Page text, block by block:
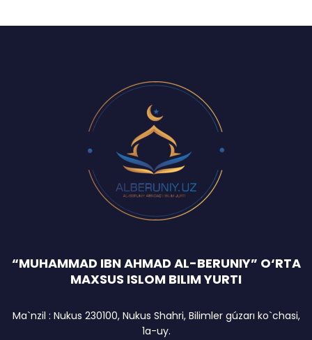
“MUHAMMAD IBN AHMAD AL-BERUNIY” O‘RTA
MAXSUS ISLOM BILIM YURTI
Ma`nzil : Nukus 230100, Nukus Shahri, Bilimler gúzarı ko`chasi,
1a-uy.